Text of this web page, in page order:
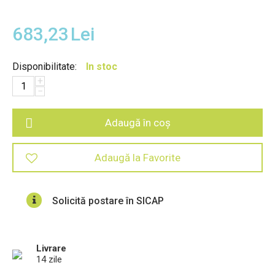
683,23 Lei
Disponibilitate:
In stoc
+
−
Adaugă în coș
Adaugă la Favorite
Solicită postare în SICAP
Livrare
14 zile